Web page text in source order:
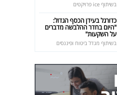
בשיתוף ice פרויקטים
כדורגל בעידן הכסף הגדול:
"היום בחדר ההלבשה מדברים
על השקעות"
בשיתוף מגדל ביטוח ופיננסים